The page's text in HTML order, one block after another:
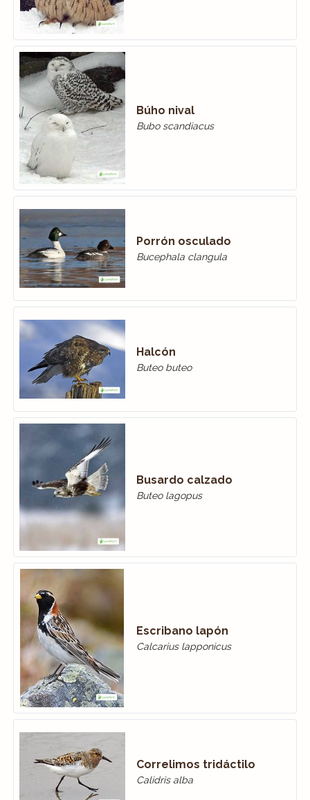
Búho nival
Bubo scandiacus
Porrón osculado
Bucephala clangula
Halcón
Buteo buteo
Busardo calzado
Buteo lagopus
Escribano lapón
Calcarius lapponicus
Correlimos tridáctilo
Calidris alba